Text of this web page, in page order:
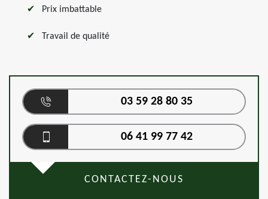
Prix imbattable
Travail de qualité
03 59 28 80 35
06 41 99 77 42
CONTACTEZ-NOUS